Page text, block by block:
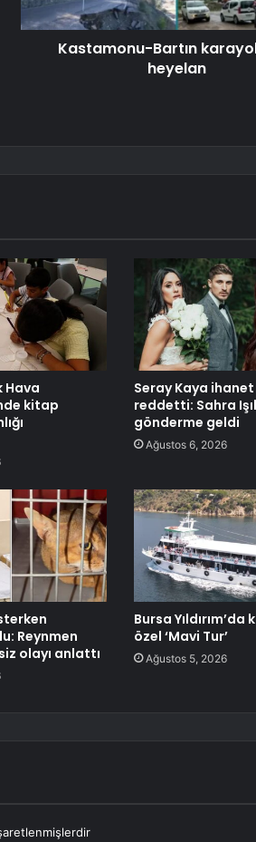
Kastamonu-Bartın
heyelan
Hava
kitap
Seray Kaya ihanet
reddetti: Sahra
gönderme geldi
Ağustos 6, 2026
Reynmen
olayı anlattı
Bursa Yıldırım’da
özel ‘Mavi Tur’
Ağustos 5, 2026